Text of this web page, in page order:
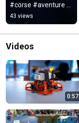
#corse #aventure
#fpvdrone
#sunsetviews
#travelwithdrones
43 views
Videos
0:57